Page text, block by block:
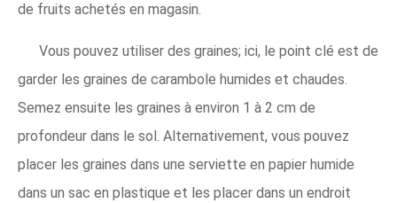
de fruits achetés en magasin.
Vous pouvez utiliser des graines; ici, le point clé est de
garder les graines de carambole humides et chaudes.
Semez ensuite les graines à environ 1 à 2 cm de
profondeur dans le sol. Alternativement, vous pouvez
placer les graines dans une serviette en papier humide
dans un sac en plastique et les placer dans un endroit